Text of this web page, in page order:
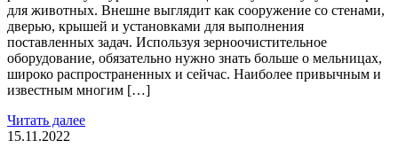
для животных. Внешне выглядит как сооружение со стенами,
дверью, крышей и установками для выполнения
поставленных задач. Используя зерноочистительное
оборудование, обязательно нужно знать больше о мельницах,
широко распространенных и сейчас. Наиболее привычным и
известным многим […]
Читать далее
15.11.2022